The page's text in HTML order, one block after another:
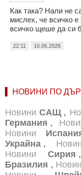
Как така? Нали не
мислех, че всичко
всичко щеше да си
22:11 16.06.2026
НОВИНИ ПО
Новини САЩ ,
Германия ,
Новини
Украйна ,
Новини
Сирия
Бразилия ,